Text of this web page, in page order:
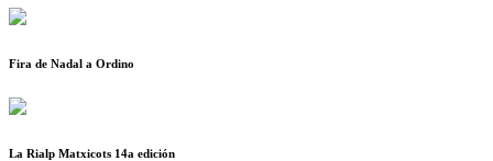
Fira de Nadal a Ordino
La Rialp Matxicots 14a edición